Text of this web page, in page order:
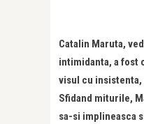
Catalin Maruta,
intimidanta, a fost
visul cu insistenta,
Sfidand miturile,
sa-si implineasca